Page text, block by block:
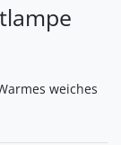
weiches